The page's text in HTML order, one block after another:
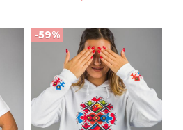
-59%